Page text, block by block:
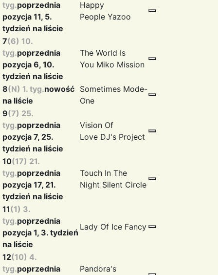
tyg.poprzednia
pozycja 11, 5.
tydzień na liście
Happy
People Yazoo
7(6) 10.
tyg.poprzednia
pozycja 6, 10.
tydzień na liście
The World Is
You Miko Mission
8(N) 1. tyg.nowość
na liście
Sometimes Mode-
One
9(7) 25.
tyg.poprzednia
pozycja 7, 25.
tydzień na liście
Vision Of
Love DJ's Project
10(17) 21.
tyg.poprzednia
pozycja 17, 21.
tydzień na liście
Touch In The
Night Silent Circle
11(1) 3.
tyg.poprzednia
pozycja 1, 3. tydzień
na liście
Lady Of Ice Fancy
12(10) 4.
tyg.poprzednia
Pandora's